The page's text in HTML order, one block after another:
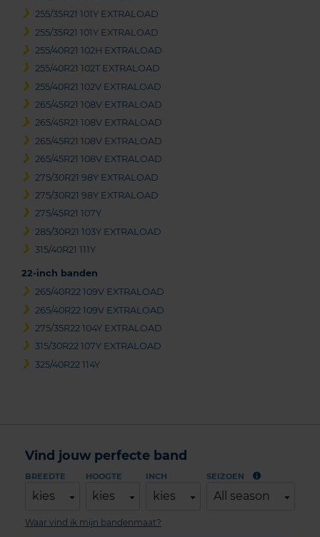
255/35R21 101Y EXTRALOAD
255/35R21 101Y EXTRALOAD
255/40R21 102H EXTRALOAD
255/40R21 102T EXTRALOAD
255/40R21 102V EXTRALOAD
265/45R21 108V EXTRALOAD
265/45R21 108V EXTRALOAD
265/45R21 108V EXTRALOAD
265/45R21 108V EXTRALOAD
275/30R21 98Y EXTRALOAD
275/30R21 98Y EXTRALOAD
275/45R21 107Y
285/30R21 103Y EXTRALOAD
315/40R21 111Y
22-inch banden
265/40R22 109V EXTRALOAD
265/40R22 109V EXTRALOAD
275/35R22 104Y EXTRALOAD
315/30R22 107Y EXTRALOAD
325/40R22 114Y
Vind jouw perfecte band
BREEDTE
kies
HOOGTE
kies
INCH
kies
SEIZOEN
All season
Waar vind ik mijn bandenmaat?